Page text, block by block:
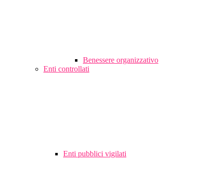
Benessere organizzativo
Enti controllati
Enti pubblici vigilati